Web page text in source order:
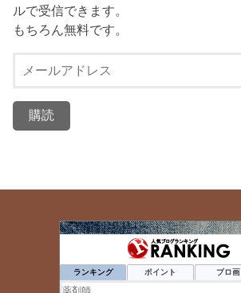
ルで受信できます。
もちろん無料です。
ル
ランキング ポイント ブロ画
ゆとりのレベル上げブログ
ダンサー薬剤師のあれこれ
44位 薬局 福岡で独立したい